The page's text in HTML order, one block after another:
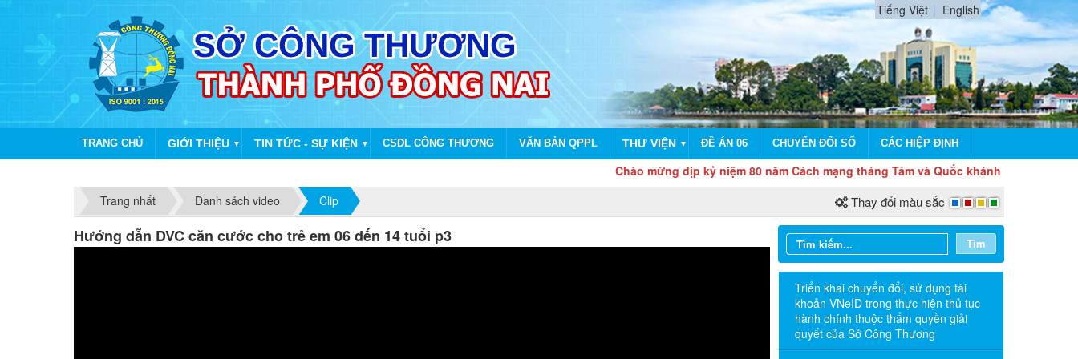
Tiếng Việt English
TRANG CHỦ GIỚI THIỆU ▼ TIN TỨC - SỰ KIỆN ▼ CSDL CÔNG THƯƠNG VĂN BẢN QPPL THƯ VIỆN ▼ ĐỀ ÁN 06 CHUYỂN ĐỔI SỐ CÁC HIỆP ĐỊNH
Chào mừng dịp kỷ niệm 80 năm Cách mạng tháng Tám và Quốc khánh 2/9
Trang nhất
Danh sách video Clip Thay đổi màu sắc
Hướng dẫn DVC căn cước cho trẻ em 06 đến 14 tuổi p3 Tìm
Triển khai chuyển đổi, sử dụng tài
khoản VNeID trong thực hiện thủ tục
hành chính thuộc thẩm quyền giải
quyết của Sở Công Thương